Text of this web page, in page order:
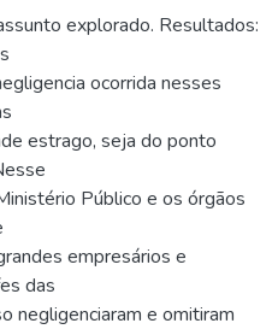
explorado. Resultados:
ocorrida nesses
estrago, seja do ponto
Público e os órgãos
empresários e
das
negligenciaram e omitiram